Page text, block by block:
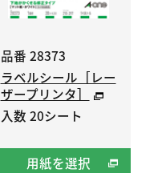
品番 28373
ラベルシール［レー
ザープリンタ］
入数 20シート
用紙を選択